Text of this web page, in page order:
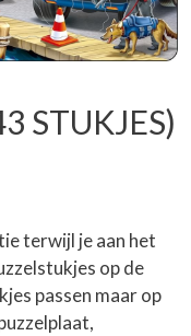
STUKJES)
terwijl je aan het
op de
passen maar op